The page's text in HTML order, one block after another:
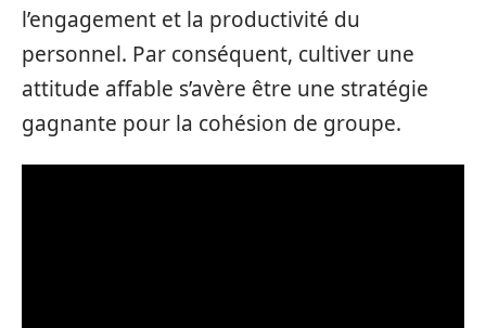
l’engagement et la productivité du
personnel. Par conséquent, cultiver une
attitude affable s’avère être une stratégie
gagnante pour la cohésion de groupe.